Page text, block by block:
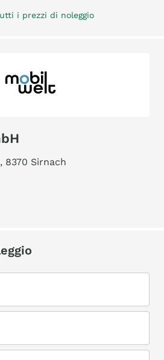
i prezzi di noleggio
8370 Sirnach